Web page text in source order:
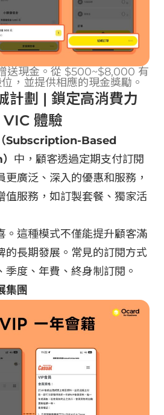
送現金。從 $500~$8,000 有
，並提供相應的現金獎勵。
計劃 | 鎖定高消費力
VIC 體驗
Subscription-Based
中，顧客透過定期支付訂閱
更廣泛、深入的優惠和服務，
值服務，如訂製套餐、獨家活
。這種模式不僅能提升顧客滿
的長期發展。常見的訂閱方式
季度、年費、終身制訂閱。
集團